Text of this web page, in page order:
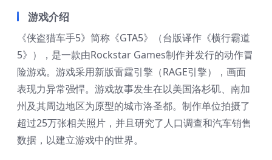
游戏介绍
《侠盗猎车手5》简称《GTA5》（台版译作《横行霸道
5》），是一款由Rockstar Games制作并发行的动作冒
险游戏。游戏采用新版雷霆引擎（RAGE引擎），画面
表现力异常强悍。游戏故事发生在以美国洛杉矶、南加
州及其周边地区为原型的城市洛圣都。制作单位拍摄了
超过25万张相关照片，并且研究了人口调查和汽车销售
数据，以建立游戏中的世界。